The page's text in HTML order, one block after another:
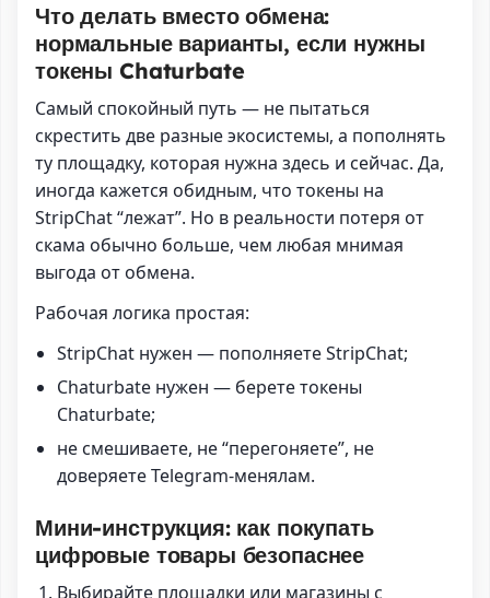
Что делать вместо обмена:
нормальные варианты, если нужны
токены Chaturbate
Самый спокойный путь — не пытаться
скрестить две разные экосистемы, а пополнять
ту площадку, которая нужна здесь и сейчас. Да,
иногда кажется обидным, что токены на
StripChat “лежат”. Но в реальности потеря от
скама обычно больше, чем любая мнимая
выгода от обмена.
Рабочая логика простая:
StripChat нужен — пополняете StripChat;
Chaturbate нужен — берете токены
Chaturbate;
не смешиваете, не “перегоняете”, не
доверяете Telegram-менялам.
Мини-инструкция: как покупать
цифровые товары безопаснее
Выбирайте площадки или магазины с